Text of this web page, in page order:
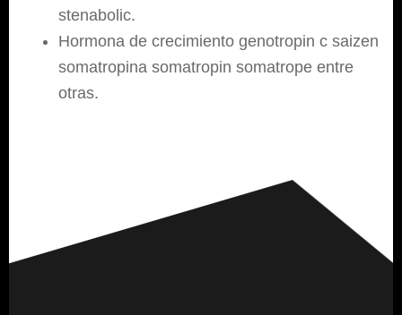
stenabolic.
Hormona de crecimiento genotropin c saizen
somatropina somatropin somatrope entre
otras.